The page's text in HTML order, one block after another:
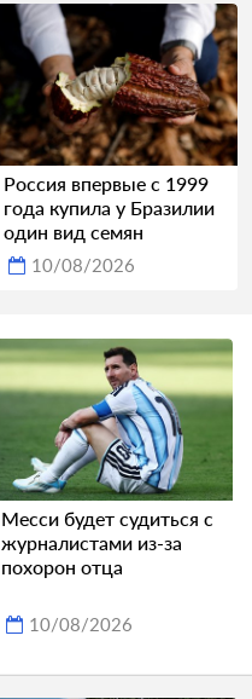
Россия впервые с 1999
года купила у Бразилии
один вид семян
10/08/2026
Месси будет судиться с
журналистами из-за
похорон отца
10/08/2026